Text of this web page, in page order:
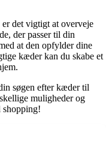
det vigtigt at overveje
der passer til din
at den opfylder dine
kæder kan du skabe et
søgen efter kæder til
muligheder og